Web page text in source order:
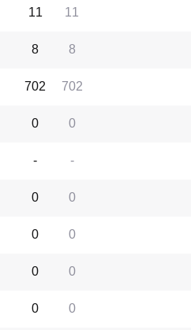
11
11
8
8
702
702
0
0
-
-
0
0
0
0
0
0
0
0